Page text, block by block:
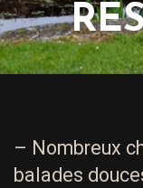
– Nombreux
balades